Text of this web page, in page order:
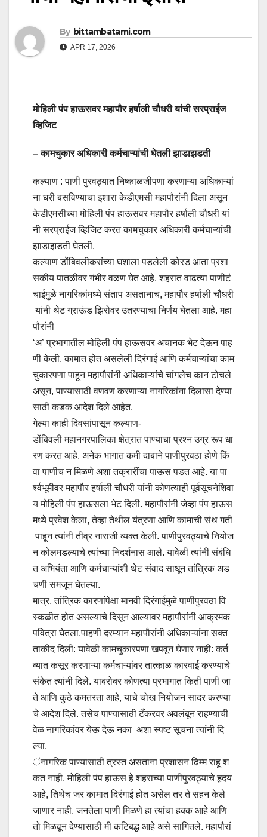
By bittambatami.com
APR 17, 2026
मोहिली पंप हाऊसवर महापौर हर्षाली चौधरी यांची सरप्राईज
व्हिजिट
– कामचुकार अधिकारी कर्मचाऱ्यांची घेतली झाडाझडती
कल्याण : पाणी पुरवठ्यात निष्काळजीपणा करणाऱ्या अधिकाऱ्यां
ना घरी बसविण्याचा इशारा केडीएमसी महापौरांनी दिला असून
केडीएमसीच्या मोहिली पंप हाऊसवर महापौर हर्षाली चौधरी यां
नी सरप्राईज व्हिजिट करत कामचुकार अधिकारी कर्मचाऱ्यांची
झाडाझडती घेतली.
कल्याण डोंबिवलीकरांच्या घशाला पडलेली कोरड आता प्रशा
सकीय पातळीवर गंभीर वळण घेत आहे. शहरात वाढत्या पाणीटं
चाईमुळे नागरिकांमध्ये संताप असतानाच, महापौर हर्षाली चौधरी
यांनी थेट ग्राऊंड झिरोवर उतरण्याचा निर्णय घेतला आहे. महा
पौरांनी
‘अ’ प्रभागातील मोहिली पंप हाऊसवर अचानक भेट देऊन पाह
णी केली. कामात होत असलेली दिरंगाई आणि कर्मचाऱ्यांचा काम
चुकारपणा पाहून महापौरांनी अधिकाऱ्यांचे चांगलेच कान टोचले
असून, पाण्यासाठी वणवण करणाऱ्या नागरिकांना दिलासा देण्या
साठी कडक आदेश दिले आहेत.
गेल्या काही दिवसांपासून कल्याण-
डोंबिवली महानगरपालिका क्षेत्रात पाण्याचा प्रश्न उग्र रूप धा
रण करत आहे. अनेक भागात कमी दाबाने पाणीपुरवठा होणे किं
वा पाणीच न मिळणे अशा तक्रारींचा पाऊस पडत आहे. या पा
र्श्वभूमीवर महापौर हर्षाली चौधरी यांनी कोणत्याही पूर्वसूचनेशिवा
य मोहिली पंप हाऊसला भेट दिली. महापौरांनी जेव्हा पंप हाऊस
मध्ये प्रवेश केला, तेव्हा तेथील यंत्रणा आणि कामाची संथ गती
पाहून त्यांनी तीव्र नाराजी व्यक्त केली. पाणीपुरवठ्याचे नियोज
न कोलमडल्याचे त्यांच्या निदर्शनास आले. यावेळी त्यांनी संबंधि
त अभियंता आणि कर्मचाऱ्यांशी थेट संवाद साधून तांत्रिक अड
चणी समजून घेतल्या.
मात्र, तांत्रिक कारणांपेक्षा मानवी दिरंगाईमुळे पाणीपुरवठा वि
स्कळीत होत असल्याचे दिसून आल्यावर महापौरांनी आक्रमक
पवित्रा घेतला.पाहणी दरम्यान महापौरांनी अधिकाऱ्यांना सक्त
ताकीद दिली: यावेळी कामचुकारपणा खपवून घेणार नाही: कर्त
व्यात कसूर करणाऱ्या कर्मचाऱ्यांवर तात्काळ कारवाई करण्याचे
संकेत त्यांनी दिले. याबरोबर कोणत्या प्रभागात किती पाणी जा
ते आणि कुठे कमतरता आहे, याचे चोख नियोजन सादर करण्या
चे आदेश दिले. तसेच पाण्यासाठी टँकरवर अवलंबून राहण्याची
वेळ नागरिकांवर येऊ देऊ नका अशा स्पष्ट सूचना त्यांनी दि
ल्या.
ंनागरिक पाण्यासाठी त्रस्त असताना प्रशासन ढिम्म राहू श
कत नाही. मोहिली पंप हाऊस हे शहराच्या पाणीपुरवठ्याचे हृदय
आहे, तिथेच जर कामात दिरंगाई होत असेल तर ते सहन केले
जाणार नाही. जनतेला पाणी मिळणे हा त्यांचा हक्क आहे आणि
तो मिळवून देण्यासाठी मी कटिबद्ध आहे असे सागितले. महापौरां